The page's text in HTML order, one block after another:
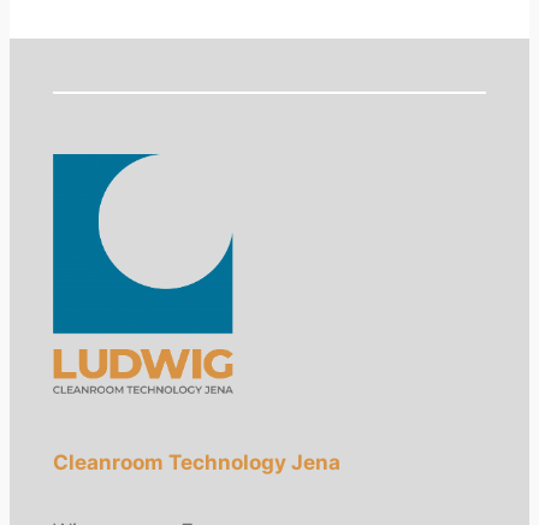
Cleanroom Technology Jena